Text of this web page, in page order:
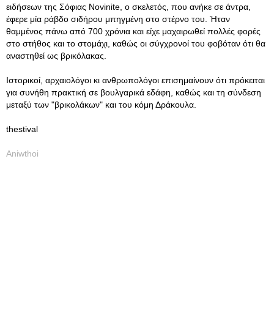
ειδήσεων της Σόφιας Novinite, ο σκελετός, που ανήκε σε άντρα,
έφερε μία ράβδο σιδήρου μπηγμένη στο στέρνο του. Ήταν
θαμμένος πάνω από 700 χρόνια και είχε μαχαιρωθεί πολλές φορές
στο στήθος και το στομάχι, καθώς οι σύγχρονοί του φοβόταν ότι θα
αναστηθεί ως βρικόλακας.
Ιστορικοί, αρχαιολόγοι κι ανθρωπολόγοι επισημαίνουν ότι πρόκειται
για συνήθη πρακτική σε βουλγαρικά εδάφη, καθώς και τη σύνδεση
μεταξύ των "βρικολάκων" και του κόμη Δράκουλα.
thestival
Aniwthoi